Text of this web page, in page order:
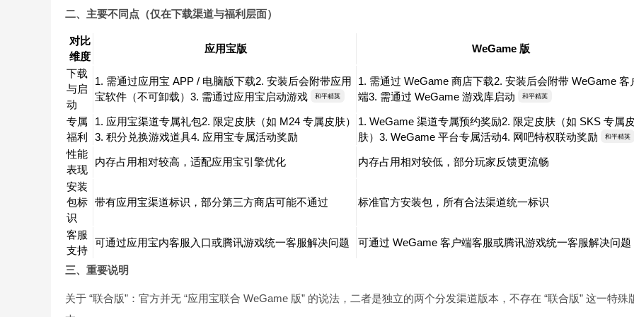
二、主要不同点（仅在下载渠道与福利层面）
对比
维度
应用宝版 WeGame 版
下载
与启
动
1. 需通过应用宝 APP / 电脑版下载2. 安装后会附带应用
宝软件（不可卸载）3. 需通过应用宝启动游戏
和平精英
1. 需通过 WeGame 商店下载2. 安装后会附带 WeGame 客
端3. 需通过 WeGame 游戏库启动
和平精英
专属
福利
1. 应用宝渠道专属礼包2. 限定皮肤（如 M24 专属皮肤）
3. 积分兑换游戏道具4. 应用宝专属活动奖励
1. WeGame 渠道专属预约奖励2. 限定皮肤（如 SKS 专属皮
肤）3. WeGame 平台专属活动4. 网吧特权联动奖励
和平精英
性能
表现
内存占用相对较高，适配应用宝引擎优化 内存占用相对较低，部分玩家反馈更流畅
安装
包标
识
带有应用宝渠道标识，部分第三方商店可能不通过 标准官方安装包，所有合法渠道统一标识
客服
支持
可通过应用宝内客服入口或腾讯游戏统一客服解决问题 可通过 WeGame 客户端客服或腾讯游戏统一客服解决问题
三、重要说明
关于 “联合版”：官方并无 “应用宝联合 WeGame 版” 的说法，二者是独立的两个分发渠道版本，不存在 “联合版” 这一特殊